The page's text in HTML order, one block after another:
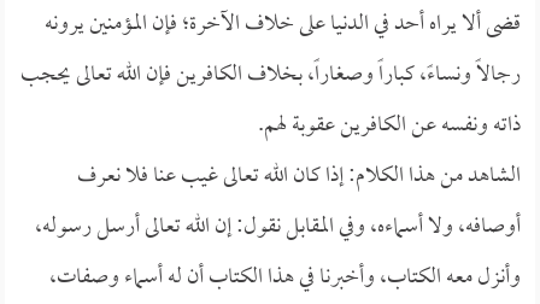
قضى ألا يراه أحد في الدنيا على خلاف الآخرة؛ فإن المؤمنين يرونه
رجالاً ونساءً، كباراً وصغاراً، بخلاف الكافرين فإن الله تعالى يحجب
ذاته ونفسه عن الكافرين عقوبة لهم.
الشاهد من هذا الكلام: إذا كان الله تعالى غيب عنا فلا نعرف
أوصافه، ولا أسماءه، وفي المقابل نقول: إن الله تعالى أرسل رسوله،
وأنزل معه الكتاب، وأخبرنا في هذا الكتاب أن له أسماء وصفات،